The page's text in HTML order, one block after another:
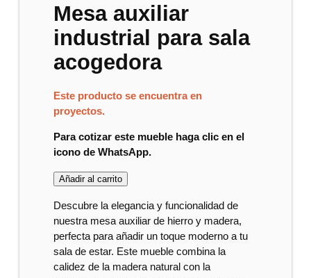
Mesa auxiliar
industrial para sala
acogedora
Este producto se encuentra en
proyectos.
Para cotizar este mueble haga clic en el
icono de WhatsApp.
Añadir al carrito
Descubre la elegancia y funcionalidad de
nuestra mesa auxiliar de hierro y madera,
perfecta para añadir un toque moderno a tu
sala de estar. Este mueble combina la
calidez de la madera natural con la